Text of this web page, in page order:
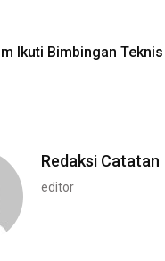
Ikuti Bimbingan
Redaksi Catatan
editor